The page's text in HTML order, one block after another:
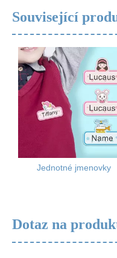
Související
Jednotné jmenovky
Dotaz na